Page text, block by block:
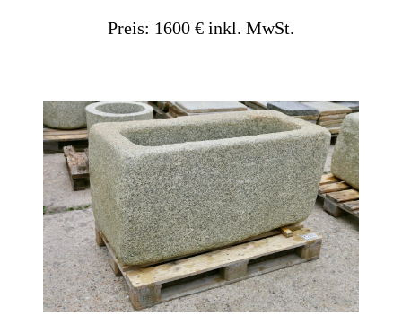
Preis: 1600 € inkl. MwSt.